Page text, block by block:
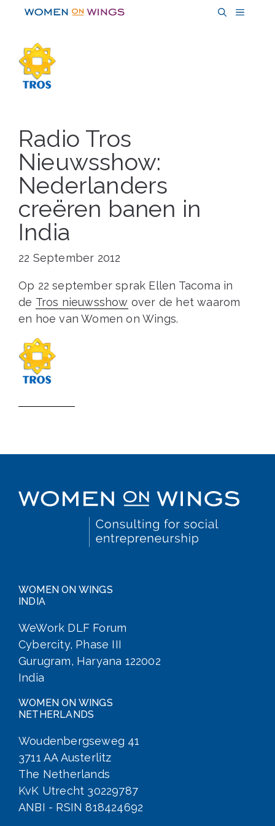
content
MENU
Radio Tros
Nieuwsshow:
Nederlanders
creëren banen in
India
22 September 2012
Op 22 september sprak Ellen Tacoma in
de Tros nieuwsshow over de het waarom
en hoe van Women on Wings.
WOMEN ON WINGS
INDIA
WeWork DLF Forum
Cybercity, Phase III
Gurugram, Haryana 122002
India
WOMEN ON WINGS
NETHERLANDS
Woudenbergseweg 41
3711 AA Austerlitz
The Netherlands
KvK Utrecht 30229787
ANBI - RSIN 818424692